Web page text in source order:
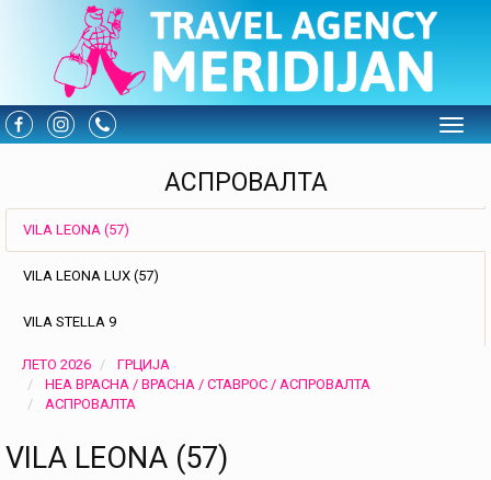
АСПРОВАЛТА
VILA LEONA (57)
VILA LEONA LUX (57)
VILA STELLA 9
ЛЕТО 2026
ГРЦИЈА
НЕА ВРАСНА / ВРАСНА / СТАВРОС / АСПРОВАЛТА
АСПРОВАЛТА
VILA LEONA (57)